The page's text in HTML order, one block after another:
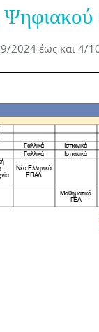
2024 έως και 4/